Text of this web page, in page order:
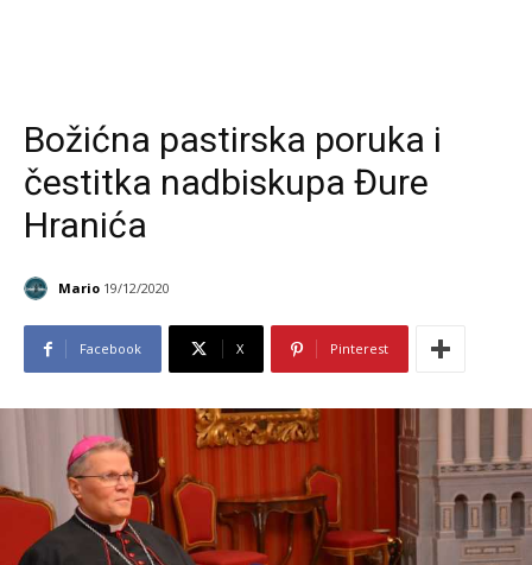
Božićna pastirska poruka i
čestitka nadbiskupa Đure
Hranića
Mario 19/12/2020
Facebook X Pinterest